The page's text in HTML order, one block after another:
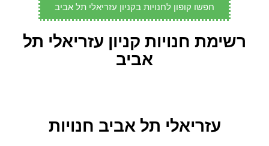
חפשו קופון לחנויות בקניון עזריאלי תל אביב
רשימת חנויות קניון עזריאלי תל
אביב
עזריאלי תל אביב חנויות